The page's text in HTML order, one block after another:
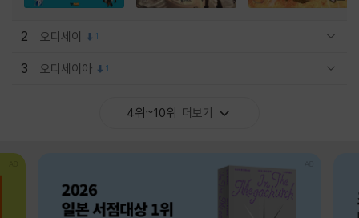
2 오디세이 1
3 오디세이아 1
4위~10위 더보기